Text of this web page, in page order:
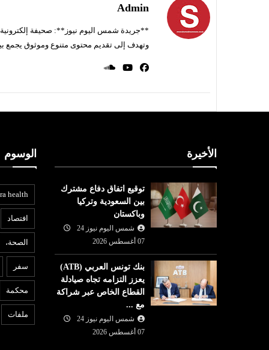
Admin
**جريدة شمس اليوم نيوز**: صحيفة إلكترونية
وتهدف إلى تقديم محتوى متنوع وموثوق يجمع
الأخيرة
توقيع اتفاق دفاع مشترك
بين السعودية وتركيا
وباكستان
شمس اليوم نيوز 24
07 أغسطس 2026
بنك تونس العربي (ATB)
يعزز التزامه تجاه صيادلة
القطاع الخاص عبر شراكة
مع ...
شمس اليوم نيوز 24
07 أغسطس 2026
الوسوم
health
افتصاد
الصحة،
سفر
محكمة
ملفات